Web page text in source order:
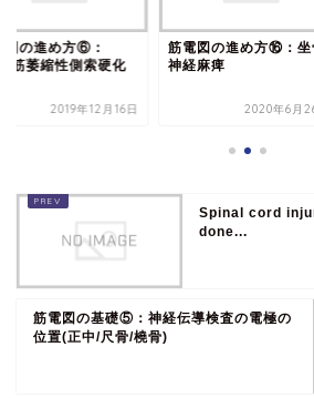
図の進め方⑥：
筋萎縮性側索硬化
2019年12月16日
筋電図の進め方⑯：坐
神経麻痺
2020年6月
Spinal cord
done...
筋電図の基礎⑤：神経伝導検査の電極の
位置(正中/尺骨/橈骨)